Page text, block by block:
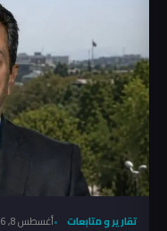
تقارير و متابعات أغسطس 8, 2026